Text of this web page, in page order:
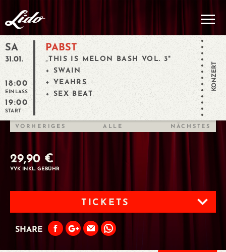
SA
31.01.
18:00
EINLASS
19:00
START
PABST
„THIS IS MELON BASH VOL. 3"
+ SWAIN
+ YEAHRS
+ SEX BEAT
KONZERT
VORHERIGES ALLE NÄCHSTES
29,90 €
VVK INKL. GEBÜHR
TICKETS
SHARE